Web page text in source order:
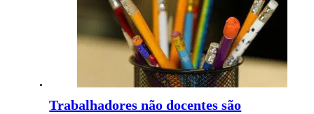
Trabalhadores não docentes são